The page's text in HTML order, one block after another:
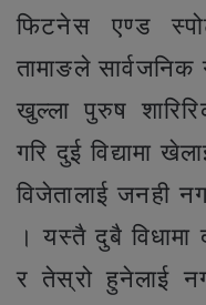
फिटनेस एण्ड
तामाङले सार्वजनिक
खुल्ला पुरुष
गरि दुई विद्यामा
विजेतालाई जनही
। यस्तै दुबै
र तेस्रो हुनेलाई